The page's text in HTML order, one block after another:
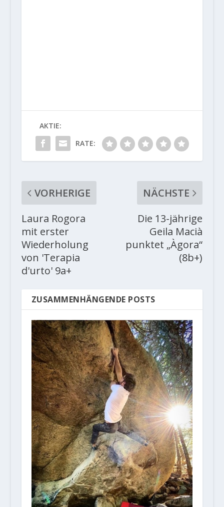
AKTIE:
RATE:
VORHERIGE
Laura Rogora
mit erster
Wiederholung
von 'Terapia
d'urto' 9a+
NÄCHSTE
Die 13-jährige
Geila Macià
punktet „Àgora“
(8b+)
ZUSAMMENHÄNGENDE POSTS